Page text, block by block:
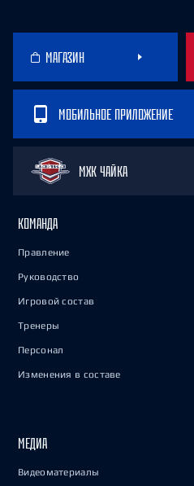
МАГАЗИН
МОБИЛЬНОЕ ПРИЛОЖЕНИЕ
МХК ЧАЙКА
КОМАНДА
Правление
Руководство
Игровой состав
Тренеры
Персонал
Изменения в составе
МЕДИА
Видеоматериалы